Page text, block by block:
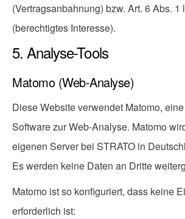
(Vertragsanbahnung) bzw. Art. 6 Abs. 1
(berechtigtes Interesse).
5. Analyse-Tools
Matomo (Web-Analyse)
Diese Website verwendet Matomo,
Software zur Web-Analyse. Matomo
eigenen Server bei STRATO in
Es werden keine Daten an Dritte
Matomo ist so konfiguriert, dass keine
erforderlich ist: